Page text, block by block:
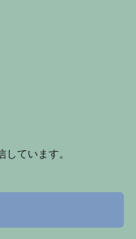
ています。